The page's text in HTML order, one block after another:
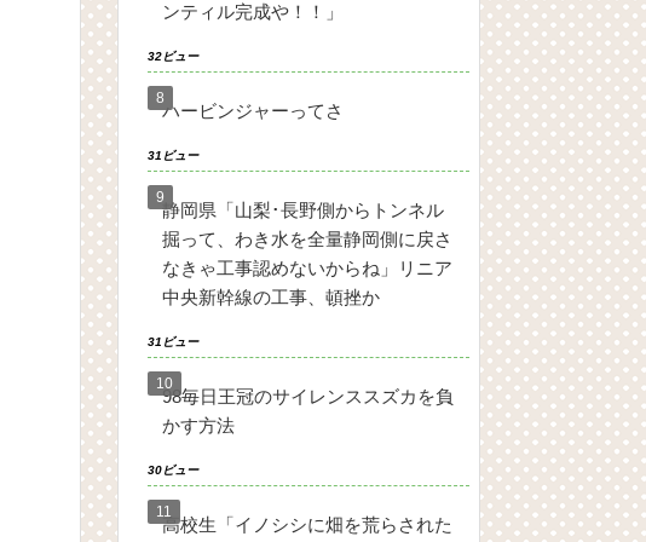
ンティル完成や！！」
32ビュー
ハービンジャーってさ
31ビュー
静岡県「山梨･長野側からトンネル
掘って、わき水を全量静岡側に戻さ
なきゃ工事認めないからね」リニア
中央新幹線の工事、頓挫か
31ビュー
98毎日王冠のサイレンススズカを負
かす方法
30ビュー
高校生「イノシシに畑を荒らされた